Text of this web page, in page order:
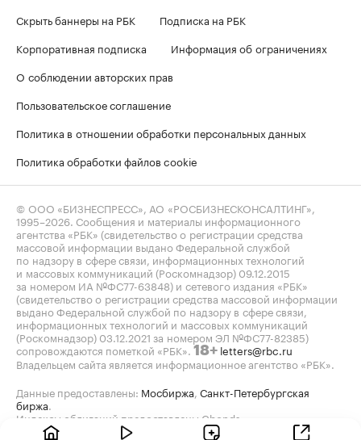
Скрыть баннеры на РБК
Подписка на РБК
Корпоративная подписка
Информация об ограничениях
О соблюдении авторских прав
Пользовательское соглашение
Политика в отношении обработки персональных данных
Политика обработки файлов cookie
© ООО «БИЗНЕСПРЕСС», АО «РОСБИЗНЕСКОНСАЛТИНГ»,
1995–2026. Сообщения и материалы информационного
агентства «РБК» (свидетельство о регистрации средства
массовой информации выдано Федеральной службой
по надзору в сфере связи, информационных технологий
и массовых коммуникаций (Роскомнадзор) 09.12.2015
за номером ИА №ФС77-63848) и сетевого издания «РБК»
(свидетельство о регистрации средства массовой информации
выдано Федеральной службой по надзору в сфере связи,
информационных технологий и массовых коммуникаций
(Роскомнадзор) 03.12.2021 за номером ЭЛ №ФС77-82385)
сопровождаются пометкой «РБК». 18+ letters@rbc.ru
Владельцем сайта является информационное агентство «РБК».
Данные предоставлены: Мосбиржа, Санкт-Петербургская
биржа.
Индексы облигаций предоставлены Cbonds.